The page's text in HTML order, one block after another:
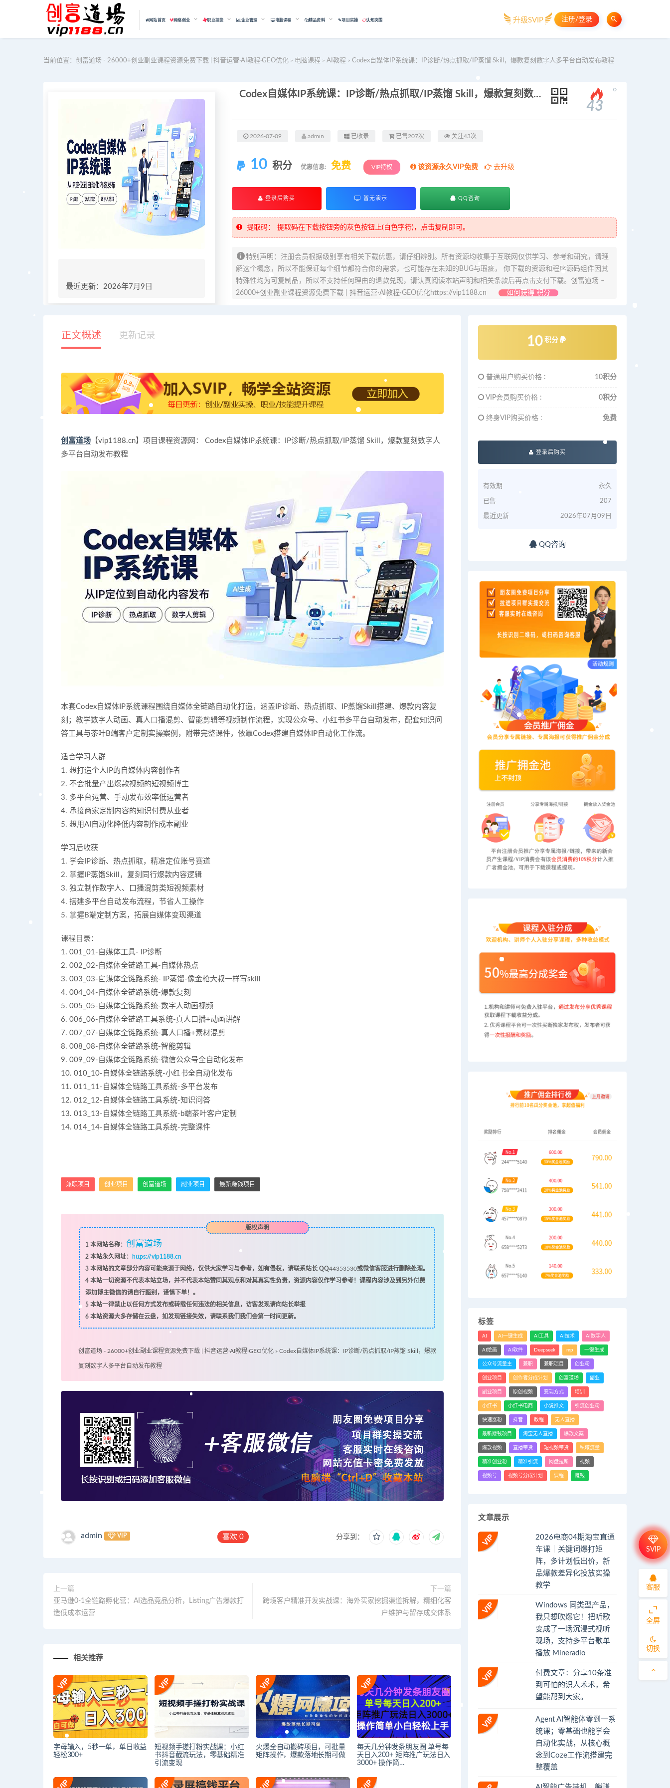
网站首页 网络创业 职业技能 企业管理 电脑课程 精品资料 ✎项目实操 认知突围 升级SVIP 注册/登录
当前位置： 创富道场 - 26000+创业副业课程资源免费下载 | 抖音运营·AI教程·GEO优化 > 电脑课程 > AI教程 > Codex自媒体IP系统课：IP诊断/热点抓取/IP蒸馏 Skill，爆款复刻数字人多平台自动发布教程
最近更新：2026年7月9日
Codex自媒体IP系统课：IP诊断/热点抓取/IP蒸馏 Skill，爆款复刻数字人多平台自动发布教程
43
。
2026-07-09 admin 已收录 已售207次 关注43次
10 积分 优惠信息: 免费 VIP特权 该资源永久VIP免费 去升级
登录后购买 暂无演示 QQ咨询
提取码： 提取码在下载按钮旁的灰色按钮上(白色字符)，点击复制即可。
特别声明：注册会员根据级别享有相关下载优惠，请仔细辨别。所有资源均收集于互联网仅供学习、参考和研究，请理
解这个概念，所以不能保证每个细节都符合你的需求，也可能存在未知的BUG与瑕疵， 你下载的资源和程序源码组件因其
特殊性均为可复制品，所以不支持任何理由的退款兑现，请认真阅读本站声明和相关条款后再点击支付下载。创富道场 –
26000+创业副业课程资源免费下载 | 抖音运营·AI教程·GEO优化https://vip1188.cn
如何获得 积分
正文概述 更新记录
创富道场 【vip1188.cn】项目课程资源网： Codex自媒体IP系统课：IP诊断/热点抓取/IP蒸馏 Skill，爆款复刻数字人
多平台自动发布教程
本套Codex自媒体IP系统课程围绕自媒体全链路自动化打造，涵盖IP诊断、热点抓取、IP蒸馏Skill搭建、爆款内容复
刻；教学数字人动画、真人口播混剪、智能剪辑等视频制作流程，实现公众号、小红书多平台自动发布，配套知识问
答工具与茶叶B端客户定制实操案例，附带完整课件，依靠Codex搭建自媒体IP自动化工作流。
适合学习人群
1. 想打造个人IP的自媒体内容创作者
2. 不会批量产出爆款视频的短视频博主
3. 多平台运营、手动发布效率低运营者
4. 承接商家定制内容的知识付费从业者
5. 想用AI自动化降低内容制作成本副业
学习后收获
1. 学会IP诊断、热点抓取，精准定位账号赛道
2. 掌握IP蒸馏Skill，复刻同行爆款内容逻辑
3. 独立制作数字人、口播混剪类短视频素材
4. 搭建多平台自动发布流程，节省人工操作
5. 掌握B端定制方案，拓展自媒体变现渠道
课程目录：
1. 001_01-自媒体工具- IP诊断
2. 002_02-自媒体全链路工具-自媒体热点
3. 003_03-自媒体全链路系统- IP蒸馏-像金枪大叔一样写skill
4. 004_04-自媒体全链路系统-爆款复刻
5. 005_05-自媒体全链路系统-数字人动画视频
6. 006_06-自媒体全链路工具系统-真人口播+动画讲解
7. 007_07-自媒体全链路系统-真人口播+素材混剪
8. 008_08-自媒体全链路系统-智能剪辑
9. 009_09-自媒体全链路系统-微信公众号全自动化发布
10. 010_10-自媒体全链路系统-小红书全自动化发布
11. 011_11-自媒体全链路工具系统-多平台发布
12. 012_12-自媒体全链路工具系统-知识问答
13. 013_13-自媒体全链路工具系统-b端茶叶客户定制
14. 014_14-自媒体全链路工具系统-完整课件
兼职项目 创业项目 创富道场 副业项目 最新赚钱项目
版权声明
1 本网站名称： 创富道场
2本站永久网址：
https://vip1188.cn
3本网站的文章部分内容可能来源于网络，仅供大家学习与参考，如有侵权，请联系站长 QQ44353530或微信客服进行删除处理。
4本站一切资源不代表本站立场，并不代表本站赞同其观点和对其真实性负责，资源内容仅作学习参考！课程内容涉及到另外付费
添加博主微信的请自行甄别，谨慎下单！。
5本站一律禁止以任何方式发布或转载任何违法的相关信息，访客发现请向站长举报
6本站资源大多存储在云盘，如发现链接失效，请联系我们我们会第一时间更新。
创富道场 - 26000+创业副业课程资源免费下载 | 抖音运营·AI教程·GEO优化 » Codex自媒体IP系统课：IP诊断/热点抓取/IP蒸馏 Skill，爆款
复刻数字人多平台自动发布教程
admin VIP 喜欢0 分享到：
上一篇
亚马逊0-1全链路孵化营：AI选品竞品分析，Listing广告爆款打
造低成本运营
下一篇
跨境客户精准开发实战课：海外买家挖掘渠道拆解，精细化客
户维护与留存成交体系
相关推荐
字母输入，5秒一单，单日收益
轻松300+
短视频手搓打粉实战课：小红
书抖音截流玩法，零基础精准
引流变现
火爆全自动搬砖项目，可批量
矩阵操作，爆款落地长期可做
每天几分钟发条朋友圈 单号每
天日入200+ 矩阵推广玩法日入
3000+ 操作简…
10 积分
普通用户购买价格 : 10积分
VIP会员购买价格 : 0积分
终身VIP购买价格 : 免费
登录后购买
有效期 永久
已售 207
最近更新 2026年07月09日
QQ咨询
标签
AI AI一键生成 AI工具 AI技术 AI数字人
AI绘画 AI软件 Deepseek mp 一键生成
公众号流量主 兼职 兼职项目 创业粉
创业项目 创作者分成计划 创富道场 副业
副业项目 原创视频 变现方式 培训
小红书 小红书电商 小说推文 引流创业粉
快速涨粉 抖音 教程 无人直播
最新赚钱项目 淘宝无人直播 爆款文案
爆款视频 直播带货 短视频带货 私域流量
精准创业粉 精准引流 网盘拉新 视频
视频号 视频号分成计划 课程 赚钱
文章展示
2026电商04期淘宝直通
车课｜关键词爆打矩
阵，多计划低出价，新
品爆款差异化投放实操
教学
Windows 同类型产品，
我只想吹爆它！把听歌
变成了一场沉浸式视听
现场，支持多平台歌单
播放 Mineradio
付费文章：分享10条准
到可怕的识人术术，希
望能帮到大家。
Agent AI智能体零到一系
统课；零基础也能学会
自动化实战，从核心概
念到Coze工作流搭建完
整覆盖
SVIP
客服
全屏
切换